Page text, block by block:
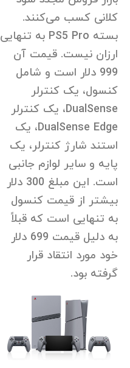
کلانی کسب می‌کنند.
بسته PS5 Pro به تنهایی
ارزان نیست. قیمت آن
999 دلار است و شامل
کنسول، یک کنترلر
DualSense، یک کنترلر
DualSense Edge، یک
استند شارژ کنترلر، یک
پایه و سایر لوازم جانبی
است. این مبلغ 300 دلار
بیشتر از قیمت کنسول
به تنهایی است که قبلاً
به دلیل قیمت 699 دلار
خود مورد انتقاد قرار
گرفته بود.